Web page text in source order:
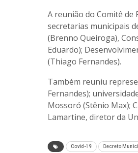
A reunião do Comitê de
secretarias municipais
(Brenno Queiroga),
Eduardo);
(Thiago Fernandes).
Também reuniu
Fernandes);
Mossoró (Stênio Max);
Lamartine, diretor da
Covid-19 Decreto